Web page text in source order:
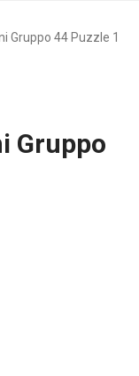
Gruppo 44 Puzzle 1
Gruppo